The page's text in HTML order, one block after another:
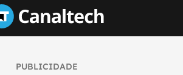
PUBLICIDADE